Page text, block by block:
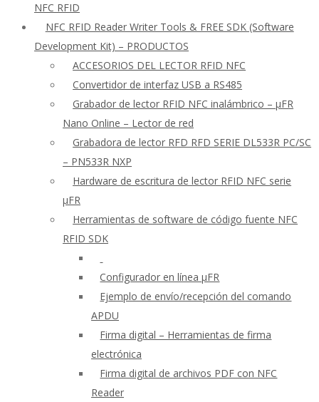
NFC RFID
NFC RFID Reader Writer Tools & FREE SDK (Software
Development Kit) – PRODUCTOS
ACCESORIOS DEL LECTOR RFID NFC
Convertidor de interfaz USB a RS485
Grabador de lector RFID NFC inalámbrico – μFR
Nano Online – Lector de red
Grabadora de lector RFD RFD SERIE DL533R PC/SC
– PN533R NXP
Hardware de escritura de lector RFID NFC serie
μFR
Herramientas de software de código fuente NFC
RFID SDK
Configurador en línea μFR
Ejemplo de envío/recepción del comando
APDU
Firma digital – Herramientas de firma
electrónica
Firma digital de archivos PDF con NFC
Reader